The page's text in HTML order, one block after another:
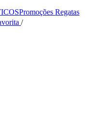
PromoçõesRegatas
/